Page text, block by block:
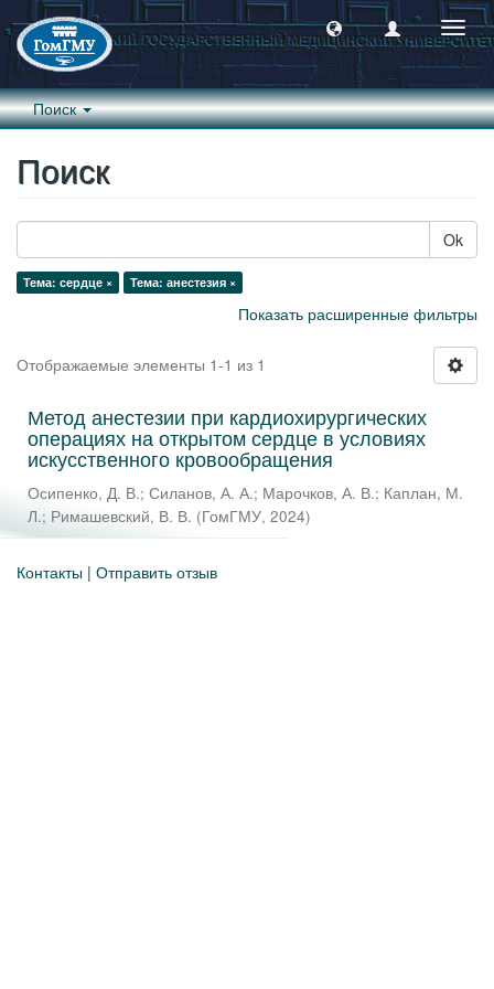
Поиск
Поиск
Ok
Тема: сердце × Тема: анестезия ×
Показать расширенные фильтры
Отображаемые элементы 1-1 из 1
Метод анестезии при кардиохирургических
операциях на открытом сердце в условиях
искусственного кровообращения
Осипенко, Д. В.; Силанов, А. А.; Марочков, А. В.; Каплан, М.
Л.; Римашевский, В. В. (ГомГМУ, 2024)
Контакты | Отправить отзыв